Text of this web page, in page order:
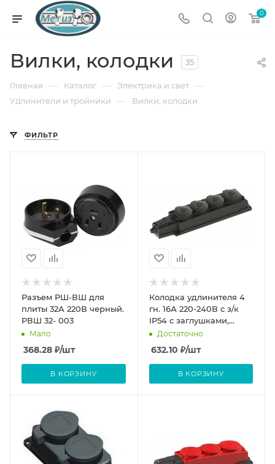
0
Вилки, колодки 35
Главная — Каталог — Электрика и свет —
Удлинители и тройники — Вилки, колодки
ФИЛЬТР
Разъем РШ-ВШ для
плиты 32А 220В черный.
РВШ 32- 003
Мало
368.28 ₽/шт
В КОРЗИНУ
Колодка удлинителя 4
гн. 16А 220-240В с з/к
IP54 с заглушками,
каучук NE-AD
Достаточно
632.10 ₽/шт
В КОРЗИНУ